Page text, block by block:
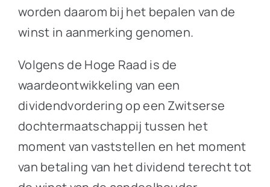
worden daarom bij het bepalen van de
winst in aanmerking genomen.
Volgens de Hoge Raad is de
waardeontwikkeling van een
dividendvordering op een Zwitserse
dochtermaatschappij tussen het
moment van vaststellen en het moment
van betaling van het dividend terecht tot